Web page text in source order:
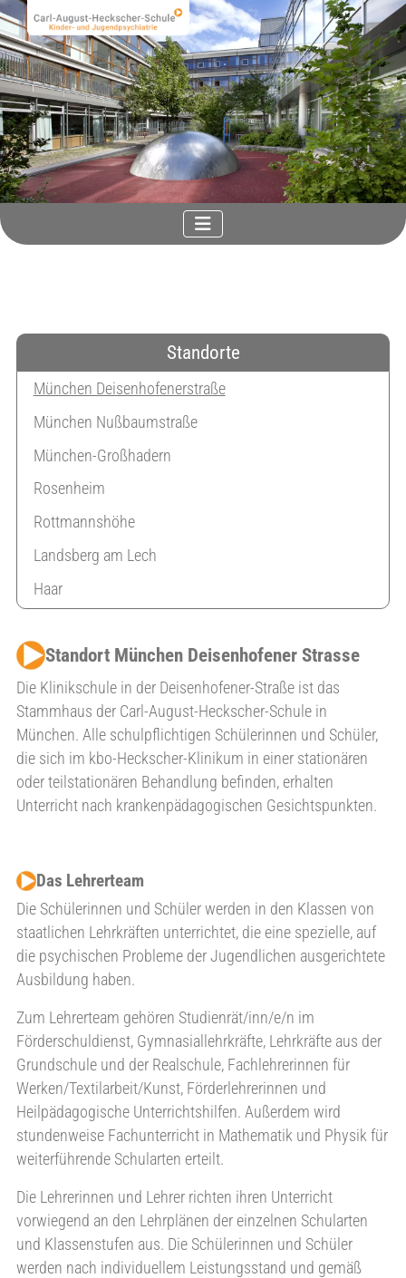
Standorte
München Deisenhofenerstraße
München Nußbaumstraße
München-Großhadern
Rosenheim
Rottmannshöhe
Landsberg am Lech
Haar
Standort München Deisenhofener Strasse
Die Klinikschule in der Deisenhofener-Straße ist das
Stammhaus der Carl-August-Heckscher-Schule in
München. Alle schulpflichtigen Schülerinnen und Schüler,
die sich im kbo-Heckscher-Klinikum in einer stationären
oder teilstationären Behandlung befinden, erhalten
Unterricht nach krankenpädagogischen Gesichtspunkten.
Das Lehrerteam
Die Schülerinnen und Schüler werden in den Klassen von
staatlichen Lehrkräften unterrichtet, die eine spezielle, auf
die psychischen Probleme der Jugendlichen ausgerichtete
Ausbildung haben.
Zum Lehrerteam gehören Studienrät/inn/e/n im
Förderschuldienst, Gymnasiallehrkräfte, Lehrkräfte aus der
Grundschule und der Realschule, Fachlehrerinnen für
Werken/Textilarbeit/Kunst, Förderlehrerinnen und
Heilpädagogische Unterrichtshilfen. Außerdem wird
stundenweise Fachunterricht in Mathematik und Physik für
weiterführende Schularten erteilt.
Die Lehrerinnen und Lehrer richten ihren Unterricht
vorwiegend an den Lehrplänen der einzelnen Schularten
und Klassenstufen aus. Die Schülerinnen und Schüler
werden nach individuellem Leistungsstand und gemäß